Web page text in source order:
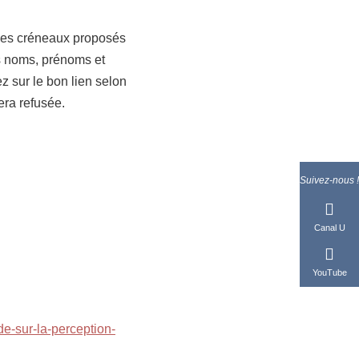
Suivez-nous !
Canal U
YouTube
créneaux proposés
prénoms et
sur le bon lien selon
refusée.
sur-la-perception-